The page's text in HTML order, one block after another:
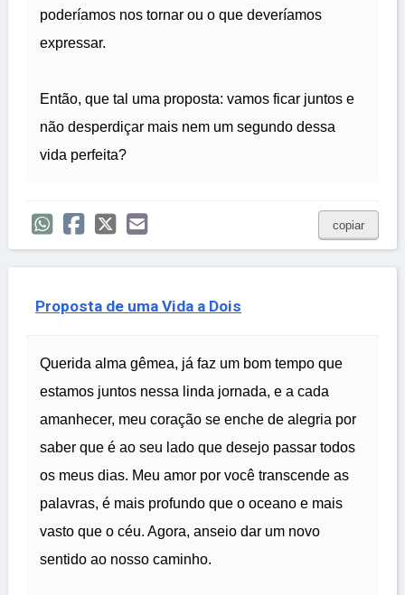
poderíamos nos tornar ou o que deveríamos
expressar.
Então, que tal uma proposta: vamos ficar juntos e
não desperdiçar mais nem um segundo dessa
vida perfeita?
copiar
Proposta de uma Vida a Dois
Querida alma gêmea, já faz um bom tempo que
estamos juntos nessa linda jornada, e a cada
amanhecer, meu coração se enche de alegria por
saber que é ao seu lado que desejo passar todos
os meus dias. Meu amor por você transcende as
palavras, é mais profundo que o oceano e mais
vasto que o céu. Agora, anseio dar um novo
sentido ao nosso caminho.